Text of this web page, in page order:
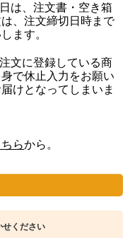
は、注文書・空き箱
、注文締切日時まで
ます。
文に登録している商
で休止入力をお願い
けとなってしまいま
らから。
せください